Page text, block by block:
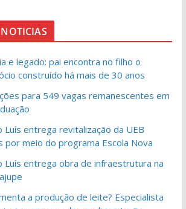
e legado: pai encontra no filho o
construído há mais de 30 anos
para 549 vagas remanescentes em
Luís entrega revitalização da UEB
por meio do programa Escola Nova
Luís entrega obra de infraestrutura na
a produção de leite? Especialista